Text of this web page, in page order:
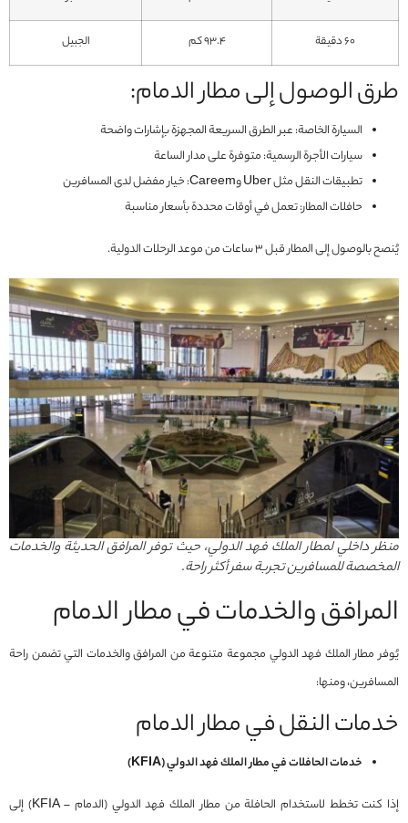
60 دقيقة 93.4 كم الجبيل
طرق الوصول إلى مطار الدمام:
السيارة الخاصة: عبر الطرق السريعة المجهزة بإشارات واضحة
سيارات الأجرة الرسمية: متوفرة على مدار الساعة
تطبيقات النقل مثل Uber وCareem: خيار مفضل لدى المسافرين
حافلات المطار: تعمل في أوقات محددة بأسعار مناسبة
يُنصح بالوصول إلى المطار قبل 3 ساعات من موعد الرحلات الدولية.
منظر داخلي لمطار الملك فهد الدولي، حيث توفر المرافق الحديثة والخدمات
المخصصة للمسافرين تجربة سفر أكثر راحة.
المرافق والخدمات في مطار الدمام
يُوفر مطار الملك فهد الدولي مجموعة متنوعة من المرافق والخدمات التي تضمن راحة
المسافرين، ومنها:
خدمات النقل في مطار الدمام
خدمات الحافلات في مطار الملك فهد الدولي (KFIA)
إذا كنت تخطط لاستخدام الحافلة من مطار الملك فهد الدولي (الدمام – KFIA) إلى